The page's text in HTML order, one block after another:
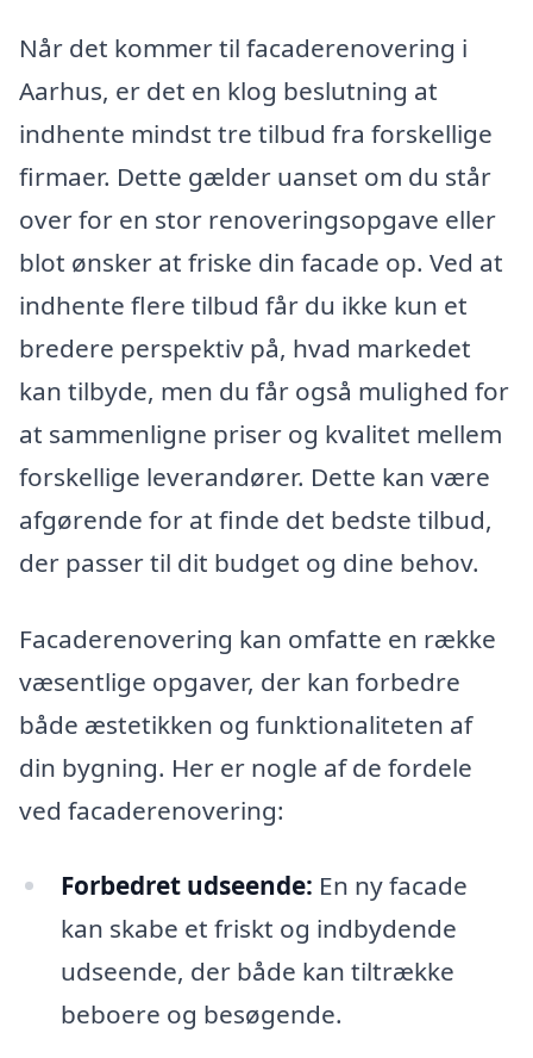
Når det kommer til facaderenovering i
Aarhus, er det en klog beslutning at
indhente mindst tre tilbud fra forskellige
firmaer. Dette gælder uanset om du står
over for en stor renoveringsopgave eller
blot ønsker at friske din facade op. Ved at
indhente flere tilbud får du ikke kun et
bredere perspektiv på, hvad markedet
kan tilbyde, men du får også mulighed for
at sammenligne priser og kvalitet mellem
forskellige leverandører. Dette kan være
afgørende for at finde det bedste tilbud,
der passer til dit budget og dine behov.
Facaderenovering kan omfatte en række
væsentlige opgaver, der kan forbedre
både æstetikken og funktionaliteten af
din bygning. Her er nogle af de fordele
ved facaderenovering:
Forbedret udseende: En ny facade
kan skabe et friskt og indbydende
udseende, der både kan tiltrække
beboere og besøgende.